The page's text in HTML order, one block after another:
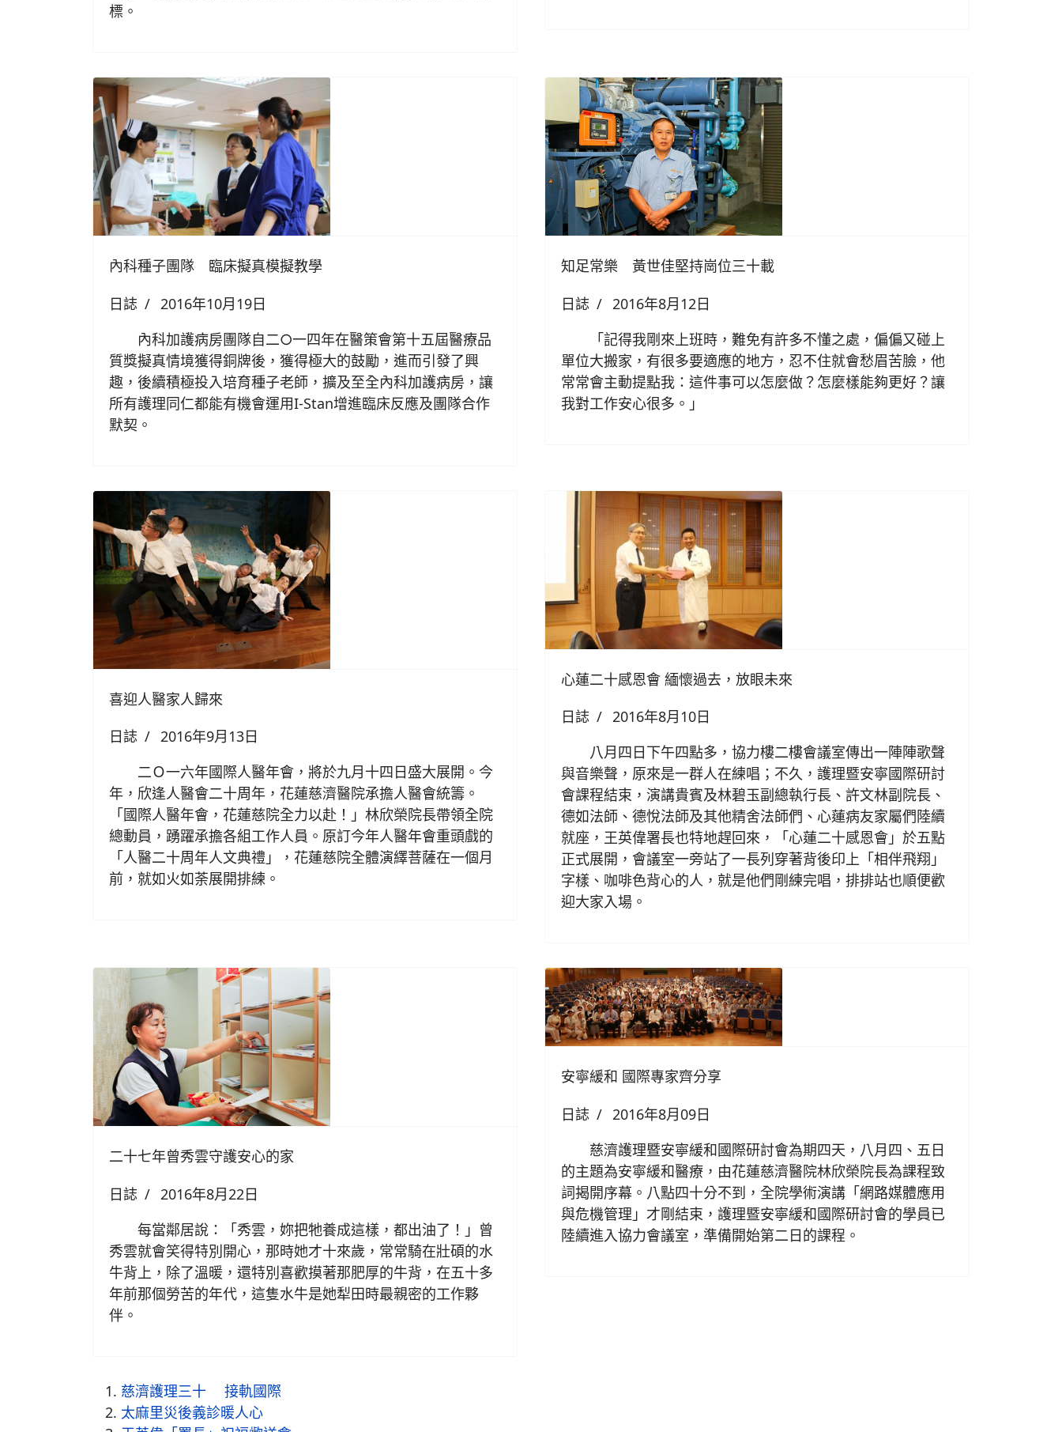
標。
內科種子團隊 臨床擬真模擬教學
日誌
2016年10月19日
內科加護病房團隊自二○一四年在醫策會第十五屆醫療品
質獎擬真情境獲得銅牌後，獲得極大的鼓勵，進而引發了興
趣，後續積極投入培育種子老師，擴及至全內科加護病房，讓
所有護理同仁都能有機會運用I-Stan增進臨床反應及團隊合作
默契。
知足常樂 黃世佳堅持崗位三十載
日誌
2016年8月12日
「記得我剛來上班時，難免有許多不懂之處，偏偏又碰上
單位大搬家，有很多要適應的地方，忍不住就會愁眉苦臉，他
常常會主動提點我：這件事可以怎麼做？怎麼樣能夠更好？讓
我對工作安心很多。」
喜迎人醫家人歸來
日誌
2016年9月13日
二Ｏ一六年國際人醫年會，將於九月十四日盛大展開。今
年，欣逢人醫會二十周年，花蓮慈濟醫院承擔人醫會統籌。
「國際人醫年會，花蓮慈院全力以赴！」林欣榮院長帶領全院
總動員，踴躍承擔各組工作人員。原訂今年人醫年會重頭戲的
「人醫二十周年人文典禮」，花蓮慈院全體演繹菩薩在一個月
前，就如火如荼展開排練。
心蓮二十感恩會 緬懷過去，放眼未來
日誌
2016年8月10日
八月四日下午四點多，協力樓二樓會議室傳出一陣陣歌聲
與音樂聲，原來是一群人在練唱；不久，護理暨安寧國際研討
會課程結束，演講貴賓及林碧玉副總執行長、許文林副院長、
德如法師、德悅法師及其他精舍法師們、心蓮病友家屬們陸續
就座，王英偉署長也特地趕回來，「心蓮二十感恩會」於五點
正式展開，會議室一旁站了一長列穿著背後印上「相伴飛翔」
字樣、咖啡色背心的人，就是他們剛練完唱，排排站也順便歡
迎大家入場。
二十七年曾秀雲守護安心的家
日誌
2016年8月22日
每當鄰居說：「秀雲，妳把牠養成這樣，都出油了！」曾
秀雲就會笑得特別開心，那時她才十來歲，常常騎在壯碩的水
牛背上，除了溫暖，還特別喜歡摸著那肥厚的牛背，在五十多
年前那個勞苦的年代，這隻水牛是她犁田時最親密的工作夥
伴。
安寧緩和 國際專家齊分享
日誌
2016年8月09日
慈濟護理暨安寧緩和國際研討會為期四天，八月四、五日
的主題為安寧緩和醫療，由花蓮慈濟醫院林欣榮院長為課程致
詞揭開序幕。八點四十分不到，全院學術演講「網路媒體應用
與危機管理」才剛結束，護理暨安寧緩和國際研討會的學員已
陸續進入協力會議室，準備開始第二日的課程。
慈濟護理三十 接軌國際
太麻里災後義診暖人心